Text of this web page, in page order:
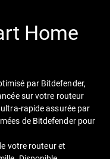
Home
par Bitdefender,
sur votre routeur
rapide assurée par
de Bitdefender pour
votre routeur et